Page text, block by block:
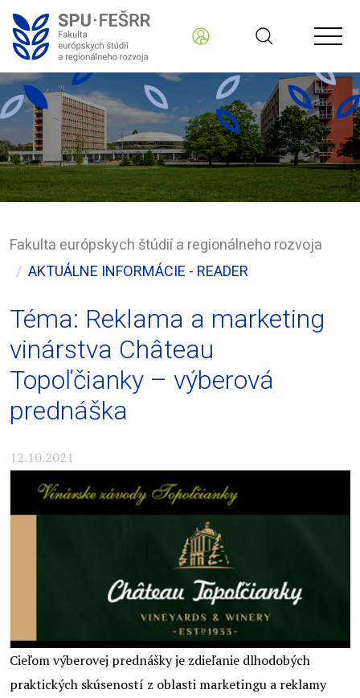
Fakulta európskych štúdií a regionálneho rozvoja
AKTUÁLNE INFORMÁCIE - READER
Téma: Reklama a marketing
vinárstva Château
Topoľčianky – výberová
prednáška
12.10.2021
Cieľom výberovej prednášky je zdieľanie dlhodobých
praktických skúseností z oblasti marketingu a reklamy